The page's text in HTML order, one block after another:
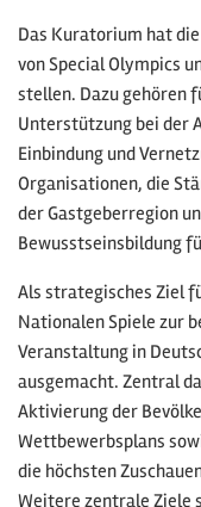
Das Kuratorium hat
von Special Olympics
stellen. Dazu gehören
Unterstützung bei der
Einbindung und
Organisationen, die
der Gastgeberregion
Bewusstseinsbildung
Als strategisches Ziel
Nationalen Spiele zur
Veranstaltung in
ausgemacht. Zentral
Aktivierung der
Wettbewerbsplans
die höchsten
Weitere zentrale Ziele